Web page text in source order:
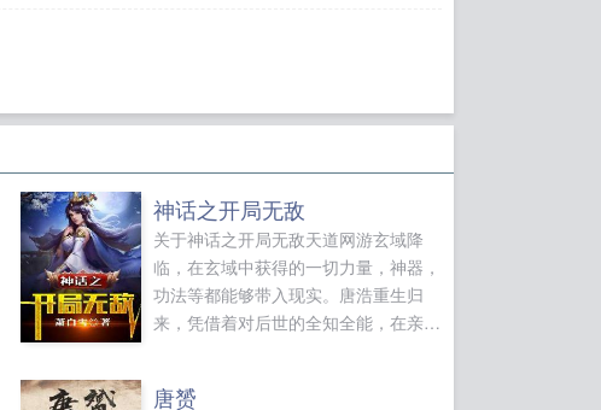
神话之开局无敌
关于神话之开局无敌天道网游玄域降
临，在玄域中获得的一切力量，神器，
功法等都能够带入现实。唐浩重生归
来，凭借着对后世的全知全能，在亲眼
切顶级功法！在别人杀猪宰羊，打怪升
唐赟